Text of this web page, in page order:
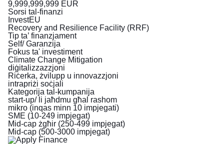
9,999,999,999 EUR
Sorsi tal-finanzi
InvestEU
Recovery and Resilience Facility (RRF)
Tip ta’ finanzjament
Self/ Garanzija
Fokus ta' investiment
Climate Change Mitigation
diġitalizzazzjoni
Riċerka, żvilupp u innovazzjoni
intrapriżi soċjali
Kategorija tal-kumpanija
start-up/ li jaħdmu għal rashom
mikro (inqas minn 10 impjegati)
SME (10-249 impjegat)
Mid-cap żgħir (250-499 impjegat)
Mid-cap (500-3000 impjegat)